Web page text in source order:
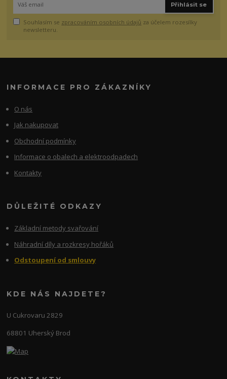
Přihlásit se
Souhlasím se zpracováním osobních údajů za účelem rozesílky
newsletteru.
INFORMACE PRO ZÁKAZNÍKY
O nás
Jak nakupovat
Obchodní podmínky
Informace o obalech a elektroodpadech
Kontakty
DŮLEŽITÉ ODKAZY
Základní metody svařování
Náhradní díly a rozkresy hořáků
Odstoupení od smlouvy
KDE NÁS NAJDETE?
U Cukrovaru 2829
68801 Uherský Brod